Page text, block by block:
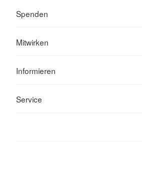
Spenden
Mitwirken
Informieren
Service